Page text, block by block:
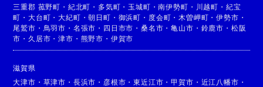
三重郡 菰野町 ・ 紀北町 ・ 多気町 ・ 玉城町 ・南伊勢町 ・ 川越町 ・ 紀宝
町 ・大台町 ・大紀町 ・朝日町 ・ 御浜町 ・ 度会町 ・ 木曽岬町 ・伊勢市 ・
尾鷲市 ・ 鳥羽市 ・ 名張市 ・ 四日市市 ・桑名市 ・亀山市 ・ 鈴鹿市 ・ 松阪
市 ・ 久居市 ・津市 ・ 熊野市 ・ 伊賀市
滋賀県
大津市 ・ 草津市 ・ 長浜市 ・ 彦根市 ・東近江市 ・甲賀市 ・ 近江八幡市 ・